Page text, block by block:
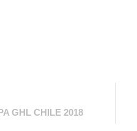
GHL CHILE 2018